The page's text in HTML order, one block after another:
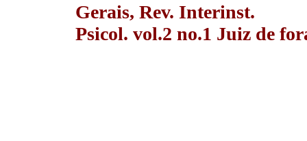
Gerais, Rev. Interinst.
Psicol. vol.2 no.1 Juiz de